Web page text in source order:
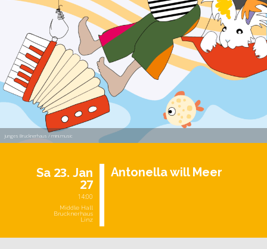
Junges Brucknerhaus / mini.music
Sa 23. Jan
27
14:00
Middle Hall
Brucknerhaus
Linz
An­to­nella will Meer